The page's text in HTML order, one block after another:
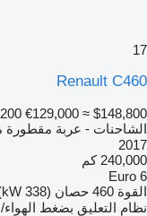
17
Renault C460
€129,000 ≈ $148,800
الشاحنات - عربة
2017
240,000 كم
Euro 6
القوة 460 حصان (338 kW)
نظام التعليق بضغط